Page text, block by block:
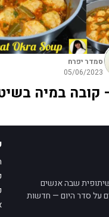
סמדר יפרח
05/06/2023
קובה במיה
שבה אנשים
על סדר היום — חדשות